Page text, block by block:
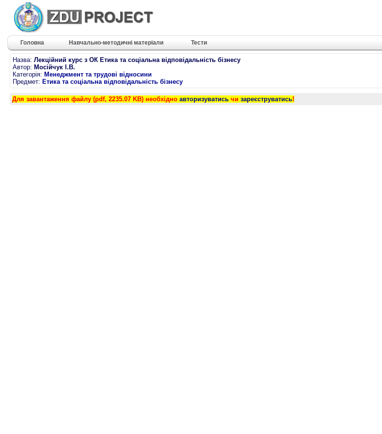
Головна Навчально-методичні матеріали Тести
Назва: Лекційний курс з ОК Етика та соціальна відповідальність бізнесу
Автор: Мосійчук І.В.
Категорія: Менеджмент та трудові відносини
Предмет: Етика та соціальна відповідальність бізнесу
Для завантаження файлу (pdf, 2235.07 KB) необхідно авторизуватись чи зареєструватись!